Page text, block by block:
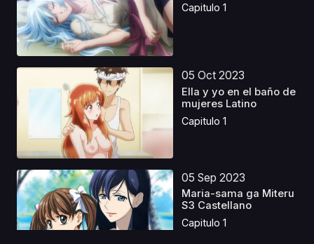
Capitulo 1
05 Oct 2023
Ella y yo en el baño de
mujeres Latino
Capitulo 1
05 Sep 2023
Maria-sama ga Miteru
S3 Castellano
Capitulo 1